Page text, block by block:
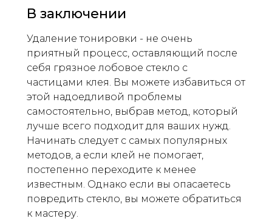
В заключении
Удаление тонировки - не очень
приятный процесс, оставляющий после
себя грязное лобовое стекло с
частицами клея. Вы можете избавиться от
этой надоедливой проблемы
самостоятельно, выбрав метод, который
лучше всего подходит для ваших нужд.
Начинать следует с самых популярных
методов, а если клей не помогает,
постепенно переходите к менее
известным. Однако если вы опасаетесь
повредить стекло, вы можете обратиться
к мастеру.